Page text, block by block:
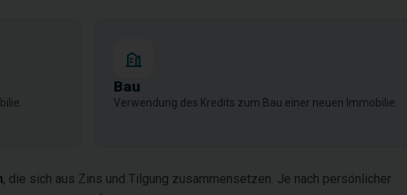
Bau
Verwendung des Kredits zum Bau einer neuen Immobilie.
, die sich aus Zins und Tilgung zusammensetzen. Je nach persönlicher